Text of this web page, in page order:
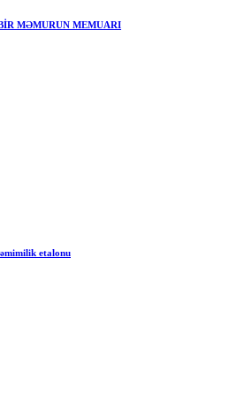
MƏMURUN MEMUARI
etalonu